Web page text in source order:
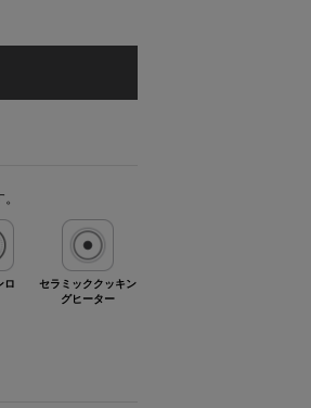
ロ
セラミッククッキン
グヒーター